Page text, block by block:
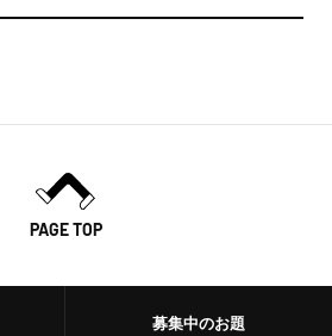
PAGE TOP
募集中のお題